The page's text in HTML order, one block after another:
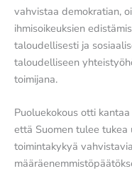
vahvistaa demokratian,
ihmisoikeuksien
taloudellisesti ja
taloudelliseen
toimijana.
Puoluekokous otti
että Suomen tulee tukea
toimintakykyä